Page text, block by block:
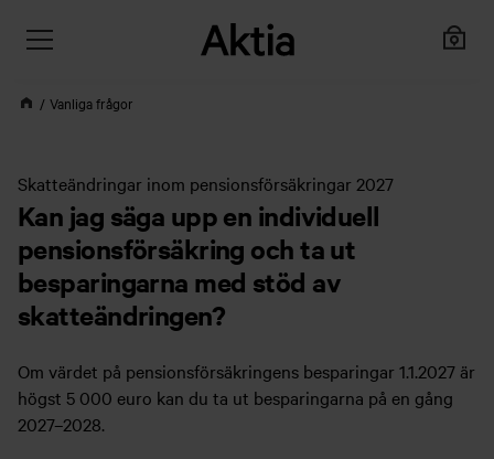
Vanliga frågor
Skatteändringar inom pensionsförsäkringar 2027
Kan jag säga upp en individuell
pensionsförsäkring och ta ut
besparingarna med stöd av
skatteändringen?
Om värdet på pensionsförsäkringens besparingar 1.1.2027 är
högst 5 000 euro kan du ta ut besparingarna på en gång
2027–2028.